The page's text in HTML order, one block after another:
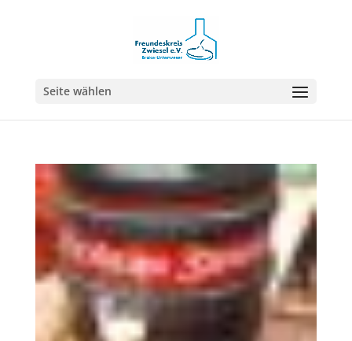
Seite wählen